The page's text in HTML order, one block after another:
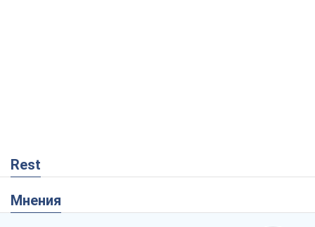
Rest
Мнения